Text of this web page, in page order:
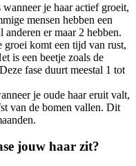
je haar actief groeit,
mensen hebben een
er maar 2 hebben.
groei komt een tijd van rust,
is een beetje zoals de
fase duurt meestal 1 tot
je oude haar eruit valt,
van de bomen vallen. Dit
jouw haar zit?